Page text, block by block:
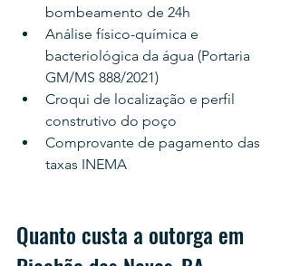
bombeamento de 24h
Análise físico-química e
bacteriológica da água (Portaria
GM/MS 888/2021)
Croqui de localização e perfil
construtivo do poço
Comprovante de pagamento das
taxas INEMA
Quanto custa a outorga em